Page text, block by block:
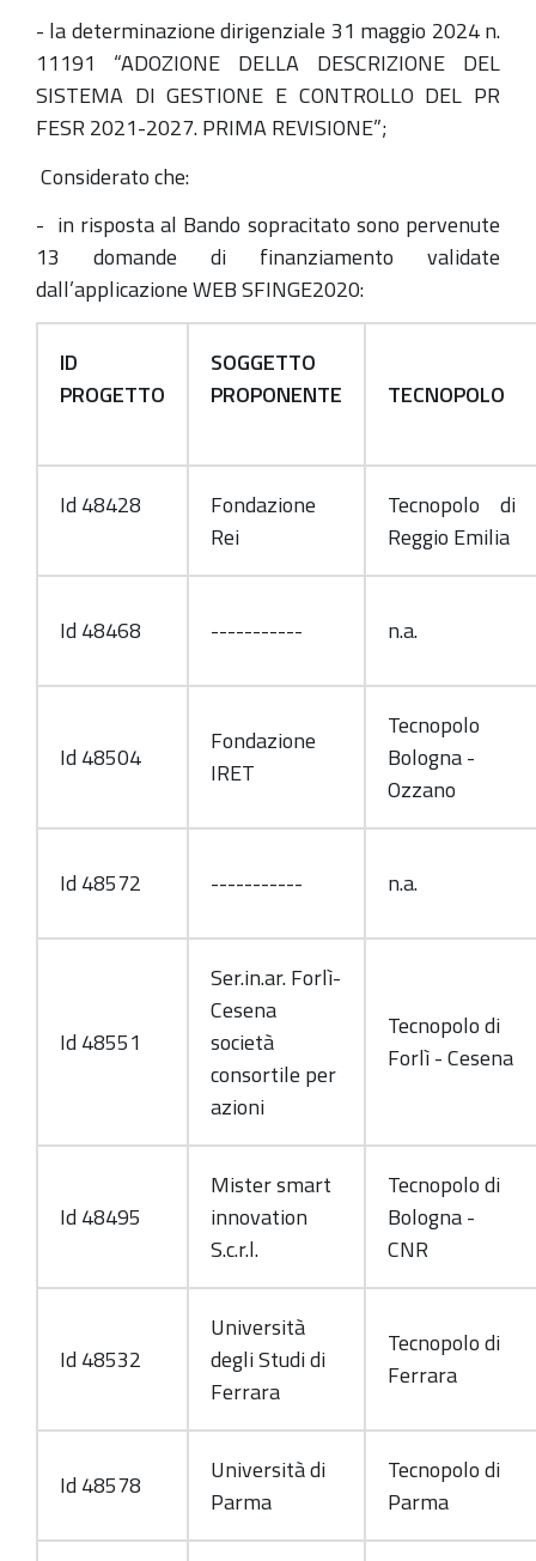
- la determinazione dirigenziale 31 maggio 2024 n.
11191 “ADOZIONE DELLA DESCRIZIONE DEL
SISTEMA DI GESTIONE E CONTROLLO DEL PR
FESR 2021-2027. PRIMA REVISIONE”;
Considerato che:
- in risposta al Bando sopracitato sono pervenute
13 domande di finanziamento validate
dall’applicazione WEB SFINGE2020:
ID
PROGETTO
SOGGETTO
PROPONENTE
TECNOPOLO
Id 48428
Fondazione
Rei
Tecnopolo di
Reggio Emilia
Id 48468 ----------- n.a.
Id 48504
Fondazione
IRET
Tecnopolo
Bologna -
Ozzano
Id 48572 ----------- n.a.
Id 48551
Ser.in.ar. Forlì-
Cesena
società
consortile per
azioni
Tecnopolo di
Forlì - Cesena
Id 48495
Mister smart
innovation
S.c.r.l.
Tecnopolo di
Bologna -
CNR
Id 48532
Università
degli Studi di
Ferrara
Tecnopolo di
Ferrara
Id 48578
Università di
Parma
Tecnopolo di
Parma